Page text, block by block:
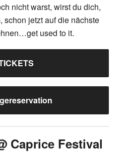
nicht warst, wirst du dich,
schon jetzt auf die nächste
used to it.
Caprice Festival